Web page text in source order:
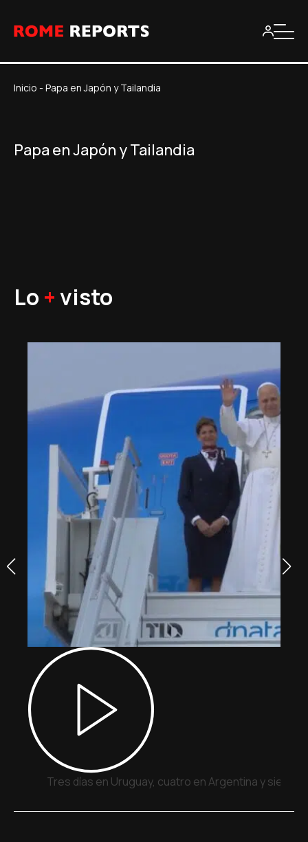
Inicio - Papa en Japón y Tailandia
Papa en Japón y Tailandia
Lo +visto
Tres días en Uruguay, cuatro en Argentina y siete